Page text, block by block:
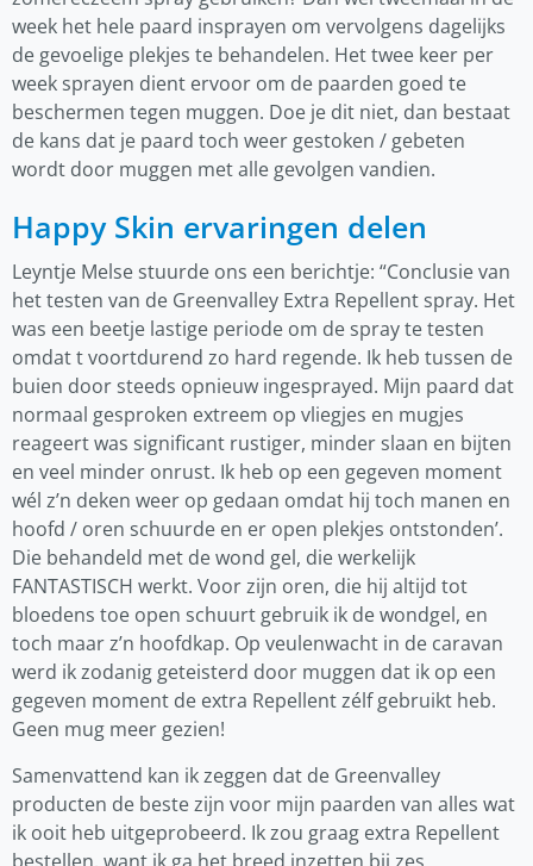
week het hele paard insprayen om vervolgens dagelijks
de gevoelige plekjes te behandelen. Het twee keer per
week sprayen dient ervoor om de paarden goed te
beschermen tegen muggen. Doe je dit niet, dan bestaat
de kans dat je paard toch weer gestoken / gebeten
wordt door muggen met alle gevolgen vandien.
Happy Skin ervaringen delen
Leyntje Melse stuurde ons een berichtje: “Conclusie van
het testen van de Greenvalley Extra Repellent spray. Het
was een beetje lastige periode om de spray te testen
omdat t voortdurend zo hard regende. Ik heb tussen de
buien door steeds opnieuw ingesprayed. Mijn paard dat
normaal gesproken extreem op vliegjes en mugjes
reageert was significant rustiger, minder slaan en bijten
en veel minder onrust. Ik heb op een gegeven moment
wél z’n deken weer op gedaan omdat hij toch manen en
hoofd / oren schuurde en er open plekjes ontstonden’.
Die behandeld met de wond gel, die werkelijk
FANTASTISCH werkt. Voor zijn oren, die hij altijd tot
bloedens toe open schuurt gebruik ik de wondgel, en
toch maar z’n hoofdkap. Op veulenwacht in de caravan
werd ik zodanig geteisterd door muggen dat ik op een
gegeven moment de extra Repellent zélf gebruikt heb.
Geen mug meer gezien!
Samenvattend kan ik zeggen dat de Greenvalley
producten de beste zijn voor mijn paarden van alles wat
ik ooit heb uitgeprobeerd. Ik zou graag extra Repellent